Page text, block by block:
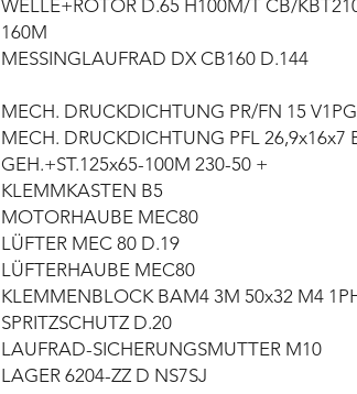
WELLE+ROTOR D.65 H100M/T CB/
160M
MESSINGLAUFRAD DX CB160 D.144
MECH. DRUCKDICHTUNG PR/FN 15
MECH. DRUCKDICHTUNG PFL 26,9x16x7
GEH.+ST.125x65-100M 230-50 +
KLEMMKASTEN B5
MOTORHAUBE MEC80
LÜFTER MEC 80 D.19
LÜFTERHAUBE MEC80
KLEMMENBLOCK BAM4 3M 50x32 M4
SPRITZSCHUTZ D.20
LAUFRAD-SICHERUNGSMUTTER M10
LAGER 6204-ZZ D NS7SJ